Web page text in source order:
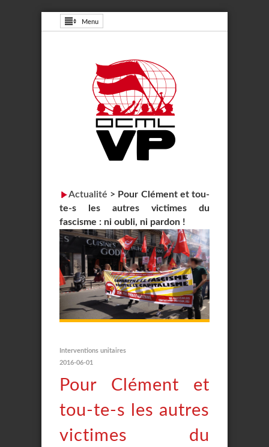
Menu
Actualité > Pour Clément et tou-
te-s les autres victimes du
fascisme : ni oubli, ni pardon !
Interventions unitaires
2016-06-01
Pour Clément et
tou-te-s les autres
victimes du